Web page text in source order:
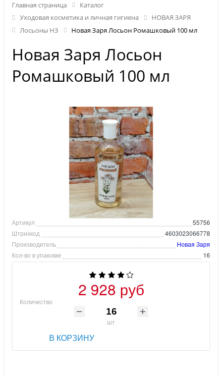
Главная страница
Каталог
Уходовая косметика и личная гигиена
НОВАЯ ЗАРЯ
Лосьоны НЗ
Новая Заря Лосьон Ромашковый 100 мл
Новая Заря Лосьон
Ромашковый 100 мл
Артикул
55756
Штрихкод
4603023066778
Производитель
Новая Заря
Кол-во в упаковке
16
2 928 руб
Количество
шт
В КОРЗИНУ